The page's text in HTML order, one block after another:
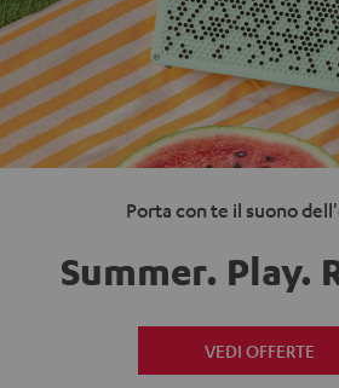
Porta con te il suono
Summer. Play.
VEDI OFFERTE